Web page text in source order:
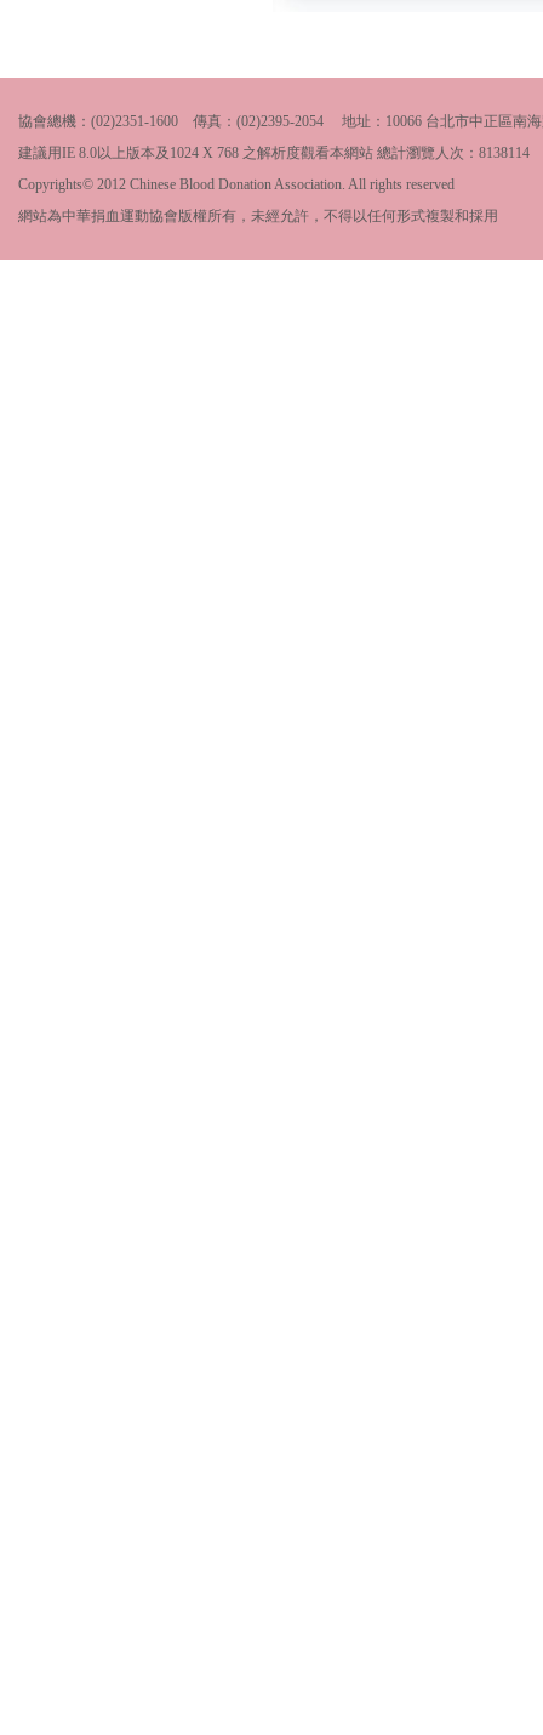
協會總機：(02)2351-1600 傳真：(02)2395-2054 地址：10066 台北市中正區南
建議用IE 8.0以上版本及1024 X 768 之解析度觀看本網站 總計瀏覽人次： 8138114
Copyrights© 2012 Chinese Blood Donation Association. All rights reserved
網站為中華捐血運動協會版權所有，未經允許，不得以任何形式複製和採用